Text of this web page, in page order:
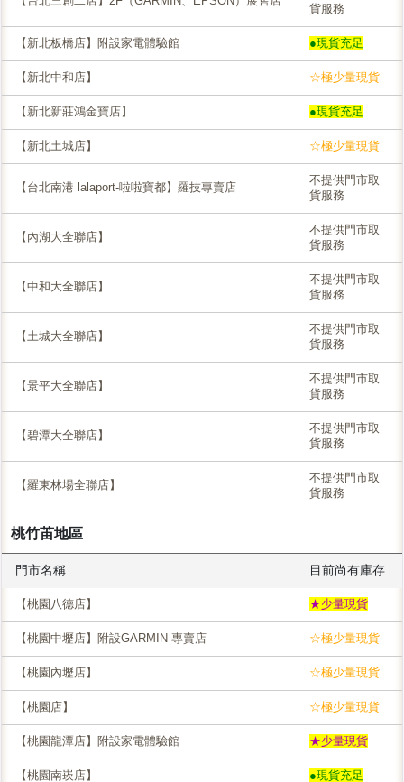
貨服務
【新北板橋店】附設家電體驗館 ●現貨充足
【新北中和店】 ☆極少量現貨
【新北新莊鴻金寶店】 ●現貨充足
【新北土城店】 ☆極少量現貨
【台北南港 lalaport-啦啦寶都】羅技專賣店
不提供門市取
貨服務
【內湖大全聯店】
不提供門市取
貨服務
【中和大全聯店】
不提供門市取
貨服務
【土城大全聯店】
不提供門市取
貨服務
【景平大全聯店】
不提供門市取
貨服務
【碧潭大全聯店】
不提供門市取
貨服務
【羅東林場全聯店】
不提供門市取
貨服務
桃竹苖地區
門市名稱 目前尚有庫存
【桃園八德店】 ★少量現貨
【桃園中壢店】附設GARMIN 專賣店 ☆極少量現貨
【桃園內壢店】 ☆極少量現貨
【桃園店】 ☆極少量現貨
【桃園龍潭店】附設家電體驗館 ★少量現貨
【桃園南崁店】 ●現貨充足